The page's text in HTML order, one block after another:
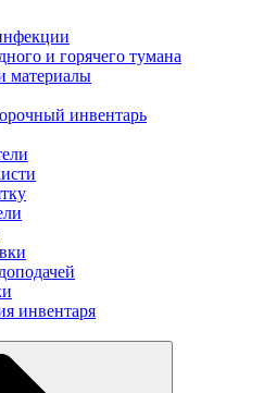
и горячего тумана
материалы
инвентарь
инвентаря